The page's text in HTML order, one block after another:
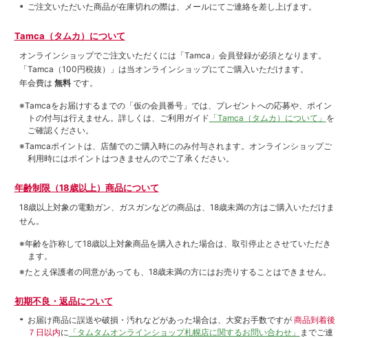
ご注文いただいた商品が在庫切れの際は、メールにてご連絡を差し上げます。
Tamca（タムカ）について
オンラインショップでご注⽂いただくには「Tamca」会員登録が必須となります。
「Tamca （100円税抜）
」は当オンラインショップにてご購⼊いただけます。
年会費は 無料 です。
※Tamcaをお届けするまでの「仮の会員番号」では、プレゼントへの応募や、ポイン
トの付与は⾏えません。詳しくは、ご利⽤ガイド 「Tamca（タムカ）について」 を
ご確認ください。
※Tamcaポイントは、店舗でのご購⼊時にのみ付与されます。オンラインショップご
利用時にはポイントはつきませんのでご了承ください。
年齢制限（18歳以上）商品について
18歳以上対象の電動ガン、ガスガンなどの商品は、18歳未満の方はご購入いただけま
せん。
※年齢を詐称して18歳以上対象商品を購入された場合は、取引停止とさせていただき
ます。
※たとえ保護者の同意があっても、18歳未満の方にはお売りすることはできません。
初期不良・返品について
お届け商品に誤送や破損・汚れなどがあった場合は、大変お手数ですが 商品到着後
７日以内に 「タムタムオンラインショップ札幌店に関するお問い合わせ」 までご連